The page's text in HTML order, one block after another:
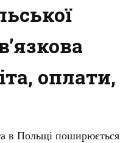
оплати,
в Польщі поширюється